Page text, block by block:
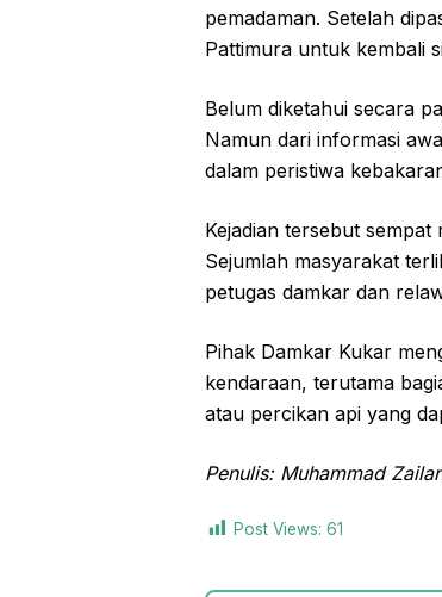
pemadaman. Setelah
Pattimura untuk kembali
Belum diketahui secara
Namun dari informasi
dalam peristiwa
Kejadian tersebut
Sejumlah masyarakat
petugas damkar dan
Pihak Damkar Kukar
kendaraan, terutama
atau percikan api yang
Penulis: Muhammad
Post Views: 61